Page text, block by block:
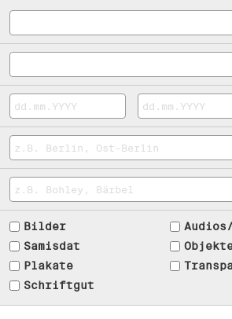
Bilder
Samisdat
Plakate
Schriftgut